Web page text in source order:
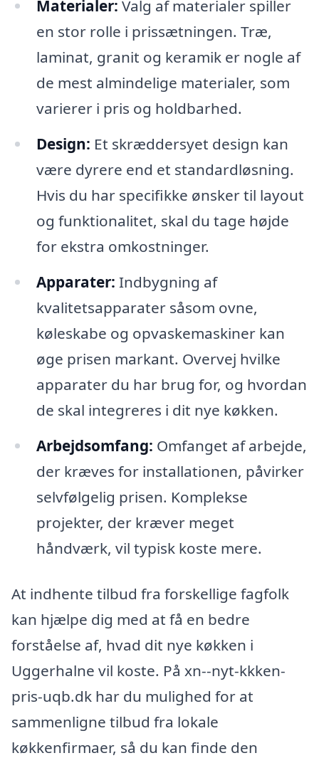
Materialer: Valg af materialer spiller
en stor rolle i prissætningen. Træ,
laminat, granit og keramik er nogle af
de mest almindelige materialer, som
varierer i pris og holdbarhed.
Design: Et skræddersyet design kan
være dyrere end et standardløsning.
Hvis du har specifikke ønsker til layout
og funktionalitet, skal du tage højde
for ekstra omkostninger.
Apparater: Indbygning af
kvalitetsapparater såsom ovne,
køleskabe og opvaskemaskiner kan
øge prisen markant. Overvej hvilke
apparater du har brug for, og hvordan
de skal integreres i dit nye køkken.
Arbejdsomfang: Omfanget af arbejde,
der kræves for installationen, påvirker
selvfølgelig prisen. Komplekse
projekter, der kræver meget
håndværk, vil typisk koste mere.
At indhente tilbud fra forskellige fagfolk
kan hjælpe dig med at få en bedre
forståelse af, hvad dit nye køkken i
Uggerhalne vil koste. På xn--nyt-kkken-
pris-uqb.dk har du mulighed for at
sammenligne tilbud fra lokale
køkkenfirmaer, så du kan finde den